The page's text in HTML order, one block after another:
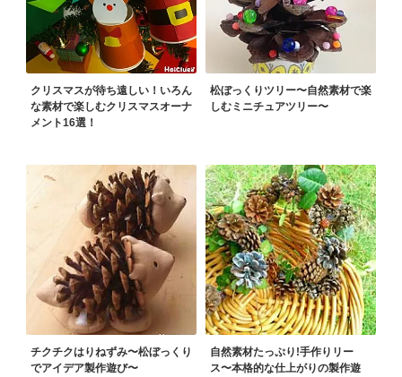
クリスマスが待ち遠しい！いろん
な素材で楽しむクリスマスオーナ
メント16選！
松ぼっくりツリー〜自然素材で楽
しむミニチュアツリー〜
チクチクはりねずみ〜松ぼっくり
でアイデア製作遊び〜
自然素材たっぷり!手作りリー
ス〜本格的な仕上がりの製作遊